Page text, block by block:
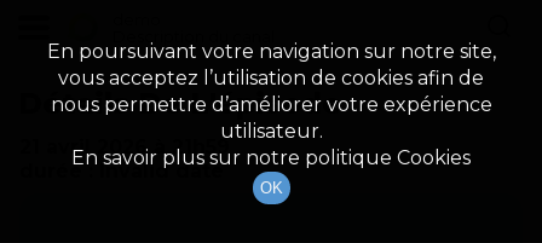
Détails De L'épisode
21 avril 2026 à 21h59
durée : Invalid date
En poursuivant votre navigation sur notre site,
vous acceptez l’utilisation de cookies afin de
nous permettre d’améliorer votre expérience
utilisateur.
En savoir plus sur notre politique Cookies
OK